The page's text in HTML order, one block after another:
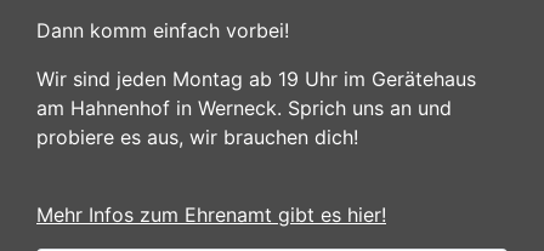
Dann komm einfach vorbei!
Wir sind jeden Montag ab 19 Uhr im Gerätehaus
am Hahnenhof in Werneck. Sprich uns an und
probiere es aus, wir brauchen dich!
Mehr Infos zum Ehrenamt gibt es hier!